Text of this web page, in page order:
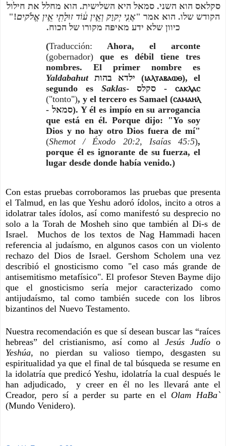
סקלאס הוא השני. סמאל היא השלישית. הוא מחלל את חילול
הקודש שלו. הוא אמר "אֲנִ֤י יְקוָק וְאֵ֣ין ע֔וֹד זוּלָתִ֖י אֵ֣ין אֱלֹקים
כיוון שלא ידע מאיפה מקורו של הכוח.
(Traducción:
(gobernador) que es débil tiene tres
Yaldabahut ילדא בהות (ⲓⲁⲗⲧⲁⲃⲁⲱⲑ), el
segundo es Saklas
- סקלס - ⲥⲁⲕⲗⲁⲥ
("tonto"), y el tercero es Samael (ⲥⲁⲙⲁⲏⲗ
- סמאל‎). Y él es impío en su arrogancia
que está en él. Porque dijo: "Yo soy
(Shemot / Éxodo 20:2, Isaías 45:5),
porque él es ignorante de su fuerza, el
lugar desde donde había venido.)
Con estas pruebas corroboramos las pruebas que presenta
el Talmud, en las que Yeshu adoró ídolos, incito a otros a
idolatrar tales ídolos, así como manifestó su desprecio no
solo a la Torah de Mosheh sino que también al Di-s de
Israel.  Muchos de los textos de Nag Hammadi hacen
referencia al judaísmo, en algunos casos con un violento
rechazo del Dios de Israel. Gershom Scholem una vez
describió el gnosticismo como "el caso más grande de
antisemitismo metafísico". El profesor Steven Bayme dijo
que el gnosticismo sería mejor caracterizado como
antijudaísmo, tal como también sucede con los libros
bizantinos del Nuevo Testamento.
Nuestra recomendación es que sí desean buscar las “raíces
hebreas” del cristianismo, así como al Jesús Judío
Yeshúa, no pierdan su valioso tiempo, desgasten su
espiritualidad ya que el final de tal búsqueda se resume en
la idolatría que predicó Yeshu, idolatría la cual después le
han adjudicado,  y creer en él no les llevará ante el
Creador, pero sí a perder su parte en el Olam HaBa`
(Mundo Venidero).